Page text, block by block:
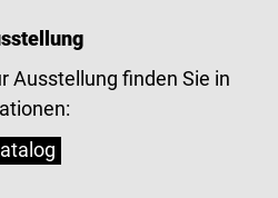
Ausstellung finden Sie in